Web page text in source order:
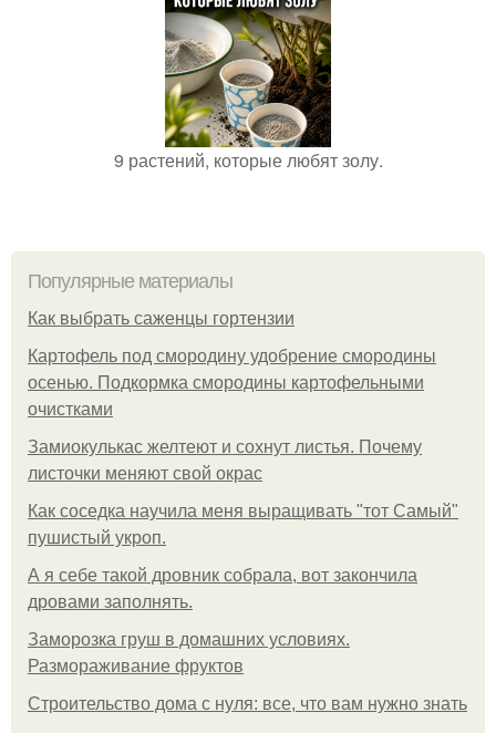
9 растений, которые любят золу.
Популярные материалы
Как выбрать саженцы гортензии
Картофель под смородину удобрение смородины
осенью. Подкормка смородины картофельными
очистками
Замиокулькас желтеют и сохнут листья. Почему
листочки меняют свой окрас
Как соседка научила меня выращивать "тот Самый"
пушистый укроп.
А я себе такой дровник собрала, вот закончила
дровами заполнять.
Заморозка груш в домашних условиях.
Размораживание фруктов
Строительство дома с нуля: все, что вам нужно знать